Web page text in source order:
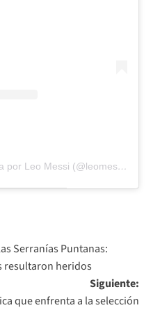
Una publicación compartida por Leo Messi (@leomessi)
Serranías Puntanas:
resultaron heridos
Siguiente:
que enfrenta a la selección